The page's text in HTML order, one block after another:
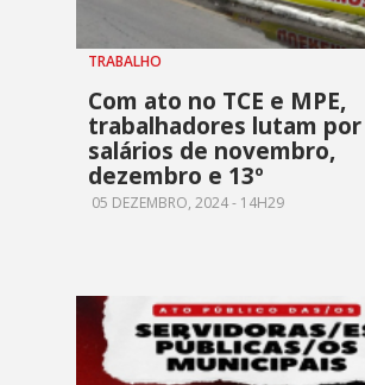
TRABALHO
Com ato no TCE e MPE,
trabalhadores lutam por
salários de novembro,
dezembro e 13º
05 DEZEMBRO, 2024 - 14H29